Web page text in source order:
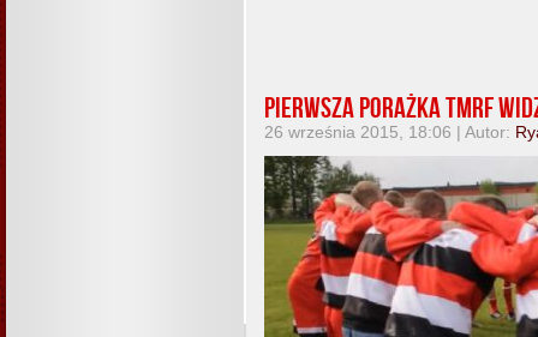
Pierwsza porażka TMRF
26 września 2015, 18:06 | Autor: